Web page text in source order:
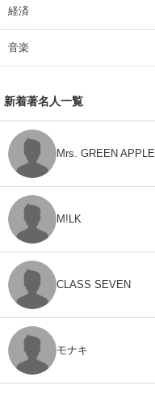
経済
音楽
新着著名人一覧
Mrs. GREEN APPLE
M!LK
CLASS SEVEN
モナキ